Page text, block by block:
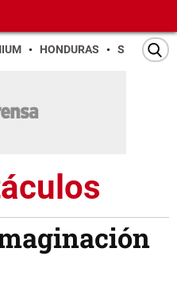
HONDURAS SAN PEDRO